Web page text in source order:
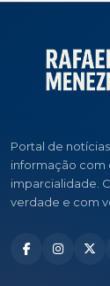
Portal de
informação com
imparcialidade.
verdade e com